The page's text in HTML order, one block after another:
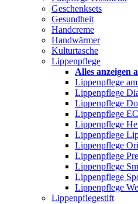
Geschenksets
Gesundheit
Handcreme
Handwärmer
Kulturtasche
Lippenpflege
Alles anzeigen
Lippenpflege
Lippenpflege
Lippenpflege
Lippenpflege
Lippenpflege
Lippenpflege
Lippenpflege
Lippenpflege
Lippenpflege
Lippenpflege
Lippenpflege
Lippenpflegestift